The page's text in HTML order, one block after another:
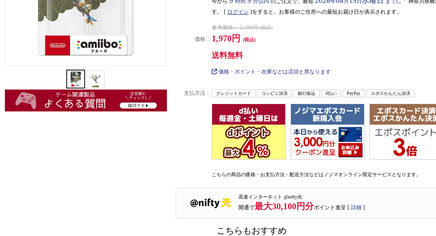
す。 [ ログイン ]をすると、お客様のご住所への最短お届け日が表示されます。
価格：
参考価格： 2,480円(税込)
1,970円 (税込)
送料無料
価格・ポイント・在庫などは店頭と異なります
支払方法： クレジットカード コンビニ決済 銀行振込 d払い PayPay エポスかんたん決済
こちらの商品の価格・お支払方法・配送方法などはノジマオンライン限定サービスとなります。
高速インターネット @nifty光
開通で最大30,100円分ポイント進呈 [ 詳細 ]
こちらもおすすめ